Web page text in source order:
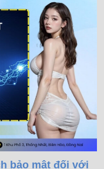
bảo mật đối với